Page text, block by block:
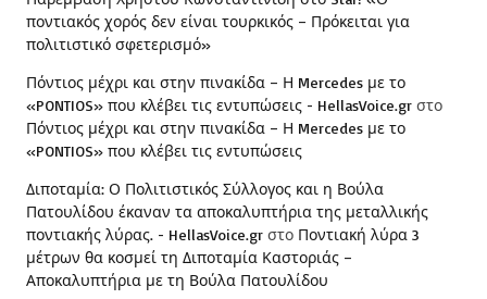
ποντιακός χορός δεν είναι τουρκικός – Πρόκειται για
πολιτιστικό σφετερισμό»
Πόντιος μέχρι και στην πινακίδα – Η Mercedes με το
«PONTIOS» που κλέβει τις εντυπώσεις - HellasVoice.gr στο
Πόντιος μέχρι και στην πινακίδα – Η Mercedes με το
«PONTIOS» που κλέβει τις εντυπώσεις
Διποταμία: Ο Πολιτιστικός Σύλλογος και η Βούλα
Πατουλίδου έκαναν τα αποκαλυπτήρια της μεταλλικής
ποντιακής λύρας. - HellasVoice.gr στο Ποντιακή λύρα 3
μέτρων θα κοσμεί τη Διποταμία Καστοριάς –
Αποκαλυπτήρια με τη Βούλα Πατουλίδου